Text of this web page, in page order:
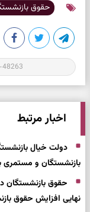
حقوق
اخبار مرتبط
دولت خیال
بازنشستگان و مستمری
نهایی افزایش حقوق